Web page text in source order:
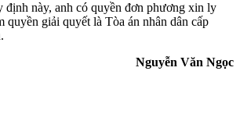
định này, anh có quyền đơn phương xin ly
quyền giải quyết là Tòa án nhân dân cấp
Nguyễn Văn Ngọc